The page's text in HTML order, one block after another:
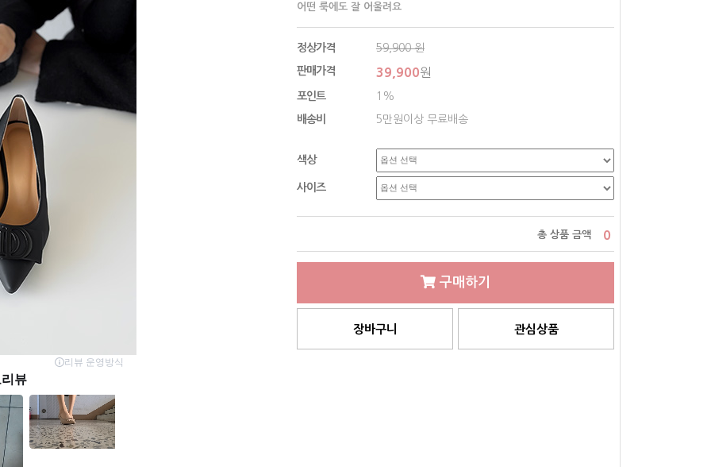
어떤 룩에도 잘 어울려요
정상가격 59,900원
판매가격 39,900원
포인트 1%
배송비 5만원이상 무료배송
색상
사이즈
총 상품 금액 0
구매하기
장바구니 관심상품